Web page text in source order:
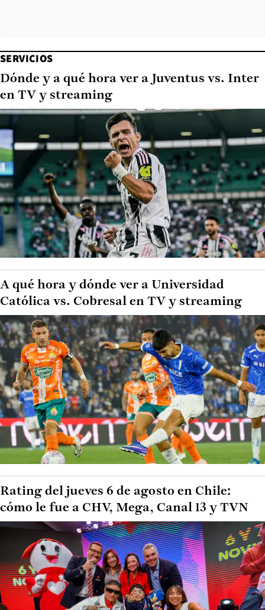
SERVICIOS
Dónde y a qué hora ver a Juventus vs. Inter
en TV y streaming
A qué hora y dónde ver a Universidad
Católica vs. Cobresal en TV y streaming
Rating del jueves 6 de agosto en Chile:
cómo le fue a CHV, Mega, Canal 13 y TVN